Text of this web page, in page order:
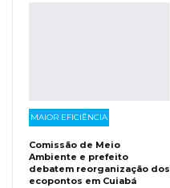
MAIOR EFICIÊNCIA
Comissão de Meio
Ambiente e prefeito
debatem reorganização dos
ecopontos em Cuiabá